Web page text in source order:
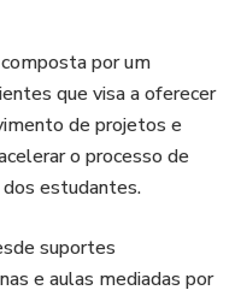
por um
que visa a oferecer
de projetos e
o processo de
estudantes.
suportes
e aulas mediadas por